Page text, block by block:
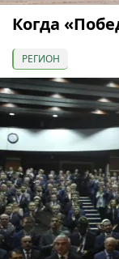
Когда
РЕГИОН